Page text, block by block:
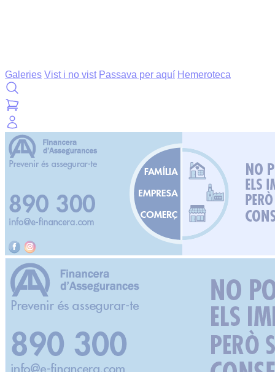
Galeries Vist i no vist Passava per aquí Hemeroteca